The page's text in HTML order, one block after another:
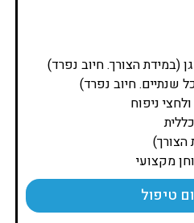
(במידת הצורך. חיוב נפרד)
שנתיים. חיוב נפרד)
ניפוח
מקצועי
טיפול